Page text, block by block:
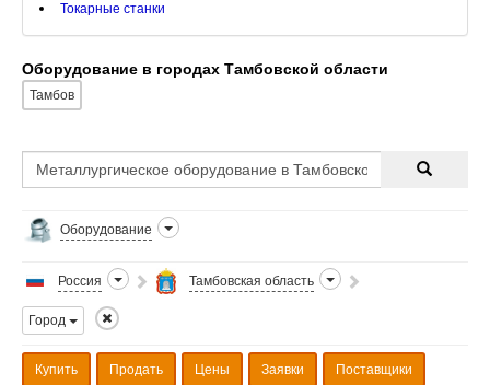
Токарные станки
Оборудование в городах Тамбовской области
Тамбов
Оборудование
Россия Тамбовская область
Город
Купить Продать Цены Заявки Поставщики